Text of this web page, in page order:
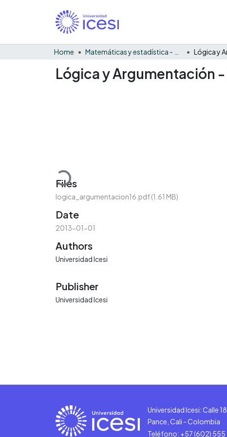
Home
Lógica y Argumentación -
Loading...
Files
logica_argumentacion16.pdf(1.61 MB)
Date
2013-01-01
Authors
Universidad Icesi
Publisher
Universidad Icesi
Universidad Icesi: Calle
Pance, Cali - Colombia
Teléfono: +57 (602)